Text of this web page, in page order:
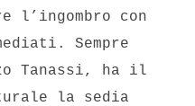
l’ingombro con
Sempre
Tanassi, ha il
la sedia